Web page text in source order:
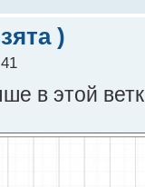
)
в этой